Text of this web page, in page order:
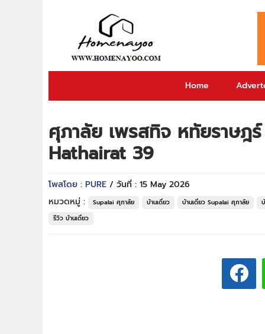
Home
ศุภาลัย เพรสทิจ หทัยราษฎ
Hathairat 39
โพสโดย : PURE / วันที่ : 15 May 2026
หมวดหมู่ :
Supalai ศุภาลัย บ้านเดี่ยว บ้านเดี่ยว Supalai ศุภาลัย
รีวิว บ้านเดี่ยว